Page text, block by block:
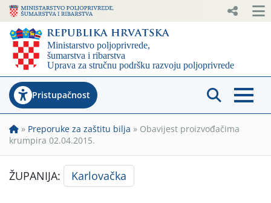
Pristupačnost
» Preporuke za zaštitu bilja » Obavijest proizvođačima
krumpira 02.04.2015.
ŽUPANIJA: Karlovačka